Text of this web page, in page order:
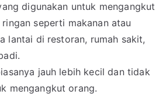
digunakan untuk mengangkut
seperti makanan atau
lantai di restoran, rumah sakit,
jauh lebih kecil dan tidak
mengangkut orang.